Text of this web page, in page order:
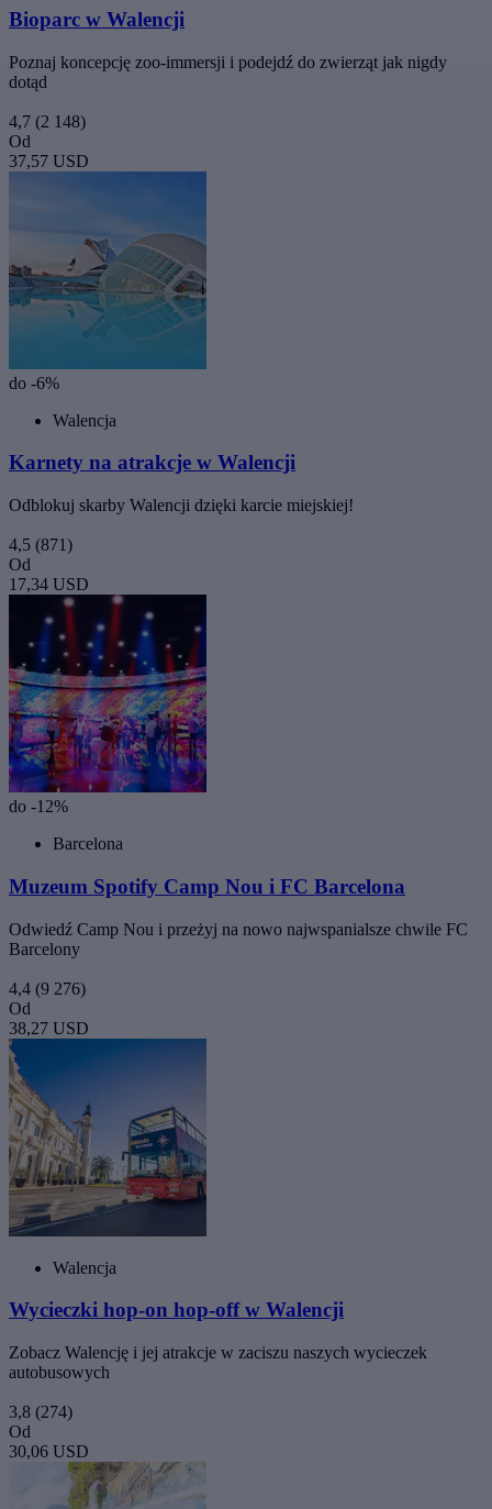
Bioparc w Walencji
Poznaj koncepcję zoo-immersji i podejdź do zwierząt jak nigdy
dotąd
4,7 (2 148)
Od
37,57 USD
do -6%
Walencja
Karnety na atrakcje w Walencji
Odblokuj skarby Walencji dzięki karcie miejskiej!
4,5 (871)
Od
17,34 USD
do -12%
Barcelona
Muzeum Spotify Camp Nou i FC Barcelona
Odwiedź Camp Nou i przeżyj na nowo najwspanialsze chwile FC
Barcelony
4,4 (9 276)
Od
38,27 USD
Walencja
Wycieczki hop-on hop-off w Walencji
Zobacz Walencję i jej atrakcje w zaciszu naszych wycieczek
autobusowych
3,8 (274)
Od
30,06 USD